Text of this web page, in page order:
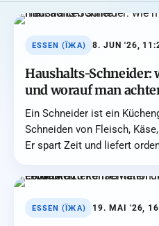
ESSEN (ЇЖА) 8. JUN '26,
Haushalts-Schneider:
und worauf man
Ein Schneider ist ein
Schneiden von Fleisch,
Er spart Zeit und liefert
ESSEN (ЇЖА) 19. MAI '26,